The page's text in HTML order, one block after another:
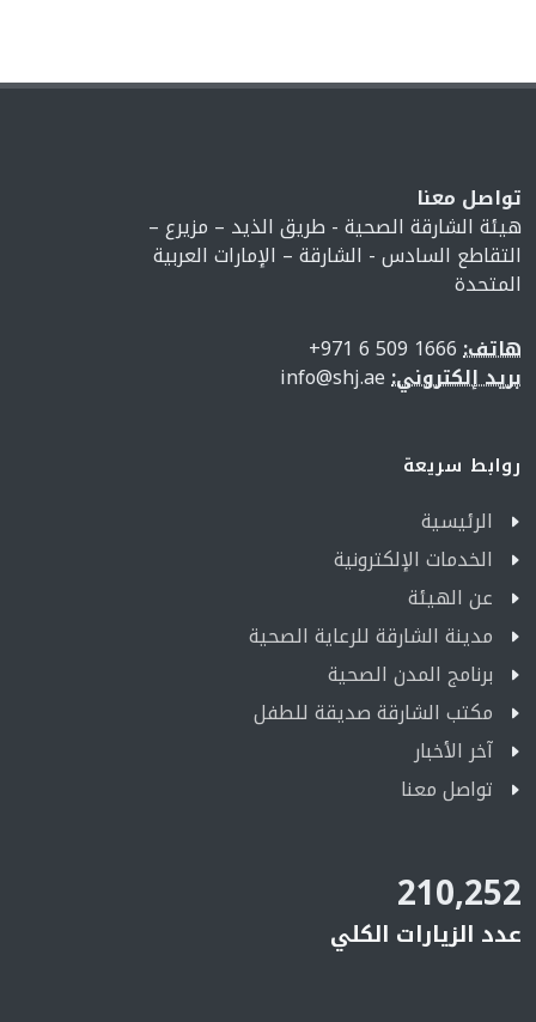
تواصل معنا
هيئة الشارقة الصحية - طريق الذيد – مزيرع –
التقاطع السادس - الشارقة – الإمارات العربية
المتحدة
هاتف:
بريد إلكتروني:
روابط سريعة
الرئيسية
الخدمات الإلكترونية
عن الهيئة
مدينة الشارقة للرعاية الصحية
برنامج المدن الصحية
مكتب الشارقة صديقة للطفل
آخر الأخبار
تواصل معنا
210,252
عدد الزيارات الكلي